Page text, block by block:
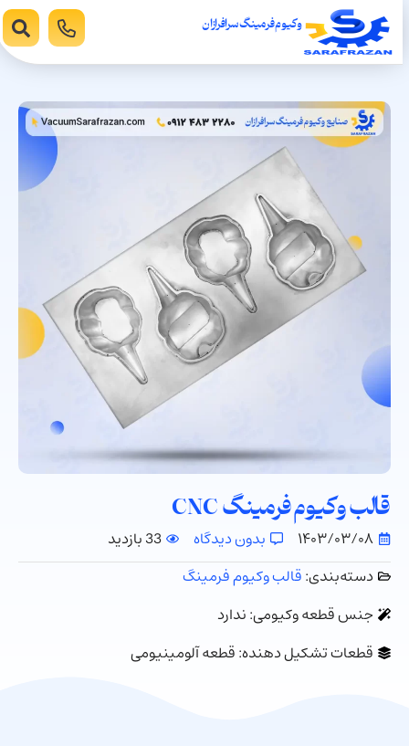
وکیوم فرمینگ سرافرازان
قالب وکیوم فرمینگ CNC
۱۴۰۳/۰۳/۰۸ بدون دیدگاه
33 بازدید
دسته‌بندی:قالب وکیوم فرمینگ
جنس قطعه وکیومی: ندارد
قطعات تشکیل دهنده: قطعه آلومینیومی